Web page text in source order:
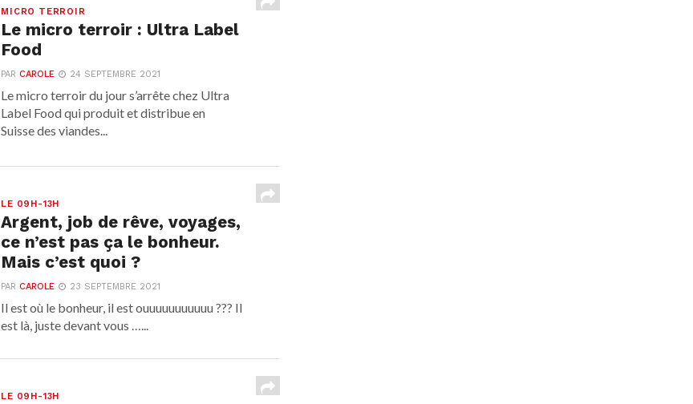
MICRO TERROIR
Le micro terroir : Ultra Label
Food
PARCAROLE 24 SEPTEMBRE 2021
Le micro terroir du jour s’arrête chez Ultra
Label Food qui produit et distribue en
Suisse des viandes...
LE 09H-13H
Argent, job de rêve, voyages,
ce n’est pas ça le bonheur.
Mais c’est quoi ?
PARCAROLE 23 SEPTEMBRE 2021
Il est où le bonheur, il est ouuuuuuuuuuu ??? Il
est là, juste devant vous …...
LE 09H-13H